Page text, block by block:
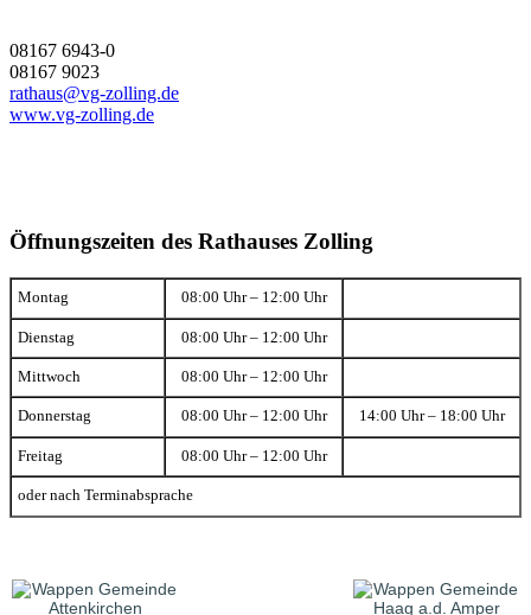
08167 6943-0
08167 9023
rathaus@vg-zolling.de
www.vg-zolling.de
Öffnungszeiten des Rathauses Zolling
Montag 08:00 Uhr – 12:00 Uhr
Dienstag 08:00 Uhr – 12:00 Uhr
Mittwoch 08:00 Uhr – 12:00 Uhr
Donnerstag 08:00 Uhr – 12:00 Uhr 14:00 Uhr – 18:00 Uhr
Freitag 08:00 Uhr – 12:00 Uhr
oder nach Terminabsprache